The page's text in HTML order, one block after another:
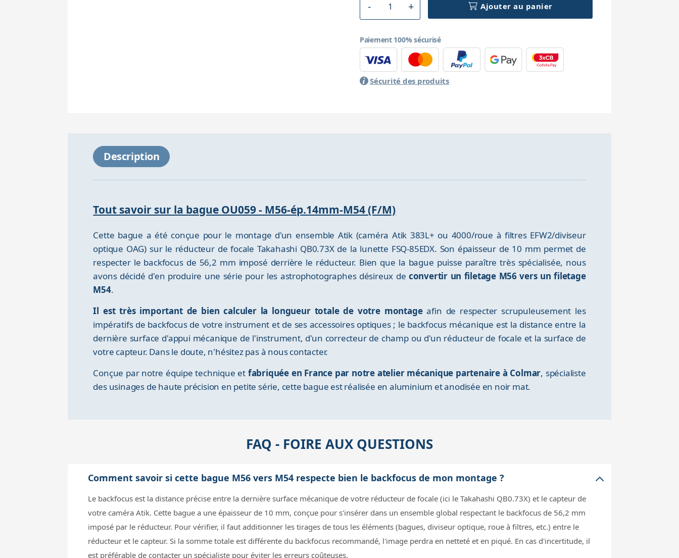
Ajouter au panier
Paiement 100% sécurisé
Sécurité des produits
Description
Tout savoir sur la bague OU059 - M56-ép.14mm-M54 (F/M)
Cette bague a été conçue pour le montage d'un ensemble Atik (caméra Atik 383L+ ou 4000/roue à filtres EFW2/diviseur
optique OAG) sur le réducteur de focale Takahashi QB0.73X de la lunette FSQ-85EDX. Son épaisseur de 10 mm permet de
respecter le backfocus de 56,2 mm imposé derrière le réducteur. Bien que la bague puisse paraître très spécialisée, nous
avons décidé d'en produire une série pour les astrophotographes désireux de convertir un filetage M56 vers un filetage
M54.
Il est très important de bien calculer la longueur totale de votre montageafin de respecter scrupuleusement les
impératifs de backfocus de votre instrument et de ses accessoires optiques ; le backfocus mécanique est la distance entre la
dernière surface d'appui mécanique de l'instrument, d'un correcteur de champ ou d'un réducteur de focale et la surface de
votre capteur. Dans le doute, n'hésitez pas à nous contacter.
Conçue par notre équipe technique et fabriquée en France par notre atelier mécanique partenaire à Colmar, spécialiste
des usinages de haute précision en petite série, cette bague est réalisée en aluminium et anodisée en noir mat.
FAQ - FOIRE AUX QUESTIONS
Comment savoir si cette bague M56 vers M54 respecte bien le backfocus de mon montage ?
Le backfocus est la distance précise entre la dernière surface mécanique de votre réducteur de focale (ici le Takahashi QB0.73X) et le capteur de
votre caméra Atik. Cette bague a une épaisseur de 10 mm, conçue pour s'insérer dans un ensemble global respectant le backfocus de 56,2 mm
imposé par le réducteur. Pour vérifier, il faut additionner les tirages de tous les éléments (bagues, diviseur optique, roue à filtres, etc.) entre le
réducteur et le capteur. Si la somme totale est différente du backfocus recommandé, l'image perdra en netteté et en piqué. En cas d'incertitude, il
est préférable de contacter un spécialiste pour éviter les erreurs coûteuses.